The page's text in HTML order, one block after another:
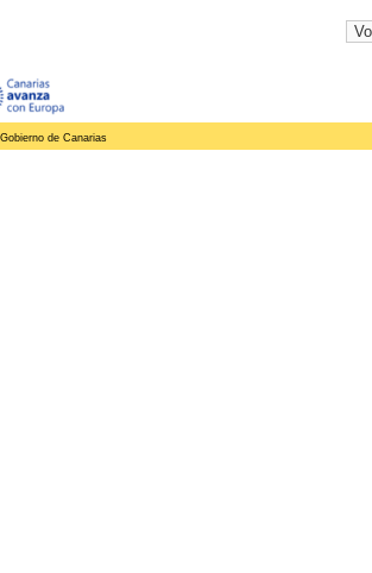
de Canarias